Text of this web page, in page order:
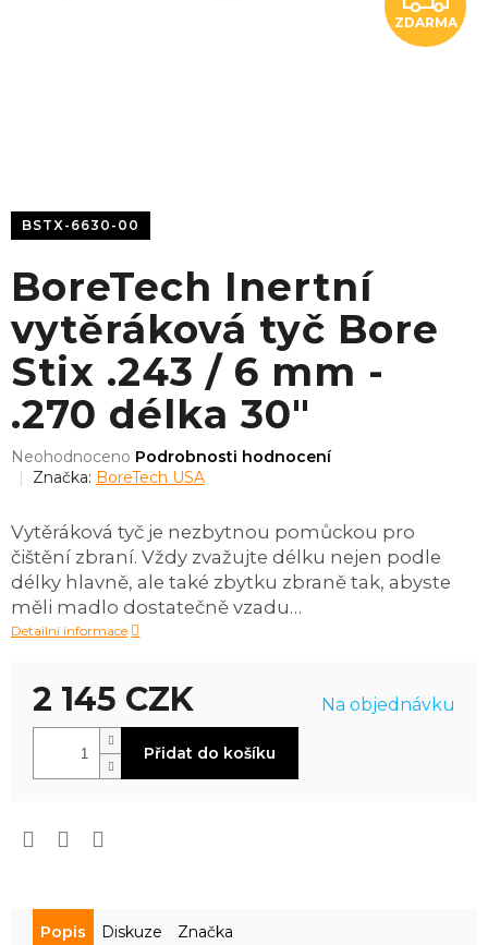
D
ZDARMA
BoreTech Inertní
vytěráková tyč Bore
Stix .243 / 6 mm -
.270 délka 30"
BSTX-6630-00
Průměrné
hodnocení
0,0
z
5
hvězdiček.
Neohodnoceno Podrobnosti hodnocení
Značka: BoreTech USA
2 145 CZK Na objednávku
Přidat do košíku
Vytěráková tyč je nezbytnou pomůckou pro
čištění zbraní. Vždy zvažujte délku nejen podle
délky hlavně, ale také zbytku zbraně tak, abyste
měli madlo dostatečně vzadu…
Detailní informace
Popis Diskuze
Značka